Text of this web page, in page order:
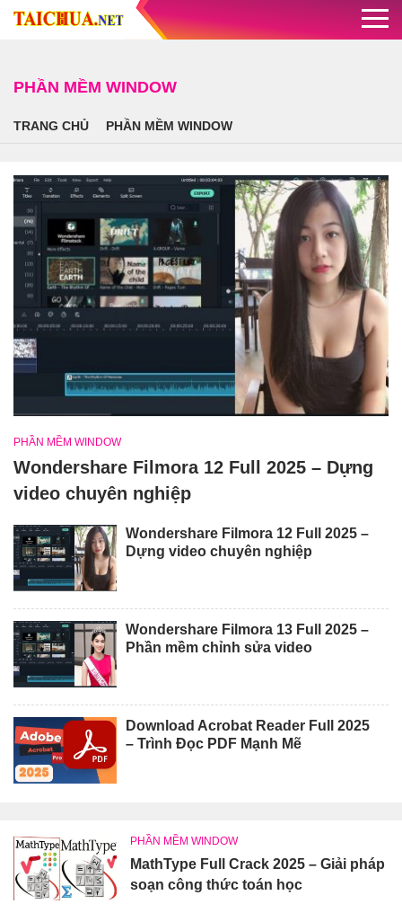
PHẦN MỀM WINDOW
TRANG CHỦ PHẦN MỀM WINDOW
PHẦN MỀM WINDOW
Wondershare Filmora 12 Full 2025 – Dựng
video chuyên nghiệp
Wondershare Filmora 12 Full 2025 –
Dựng video chuyên nghiệp
Wondershare Filmora 13 Full 2025 –
Phần mềm chỉnh sửa video
Download Acrobat Reader Full 2025
– Trình Đọc PDF Mạnh Mẽ
PHẦN MỀM WINDOW
MathType Full Crack 2025 – Giải pháp
soạn công thức toán học